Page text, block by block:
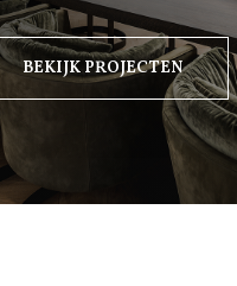
BEKIJK PROJECTEN